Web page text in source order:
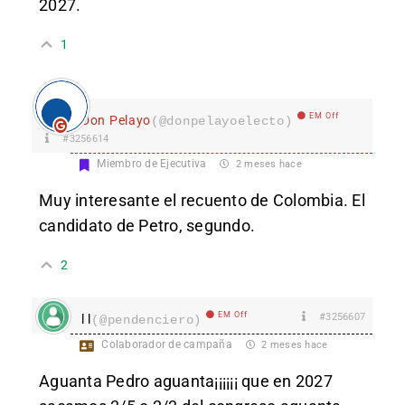
2027.
1
Don Pelayo(@donpelayoelecto) EM Off
#3256614
Miembro de Ejecutiva 2 meses hace
Muy interesante el recuento de Colombia. El
candidato de Petro, segundo.
2
(@pendenciero) EM Off #3256607
Colaborador de campaña 2 meses hace
Aguanta Pedro aguanta¡¡¡¡¡¡ que en 2027